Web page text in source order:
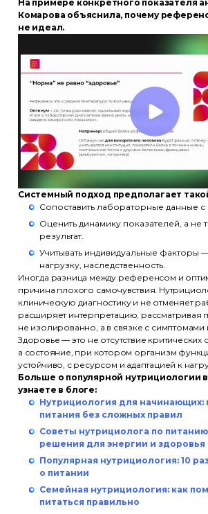
На примере конкретного показателя
Комарова объяснила, почему
не идеал.
Системный подход предполагает
Сопоставить лабораторные данные с
Оценить динамику показателей, а не
результат.
Учитывать индивидуальные факторы
нагрузку, наследственность.
Иногда разница между референсом и
причина плохого самочувствия.
клиническую диагностику и не отменяет
расширяет интерпретацию, рассматривая
не изолированно, а в связке с
Здоровье — это не отсутствие критических
а состояние, при котором организм
устойчиво, с ресурсом и адаптацией к
Больше о популярной нутрициологии
узнаете в блоге:
Нутрициология для начинающих:
питания без сложных правил
Советы нутрициолога по
решения для энергии и здоровья
Популярная нутрициология: 10
о питании
Семейная нутрициология: как
питаться правильно